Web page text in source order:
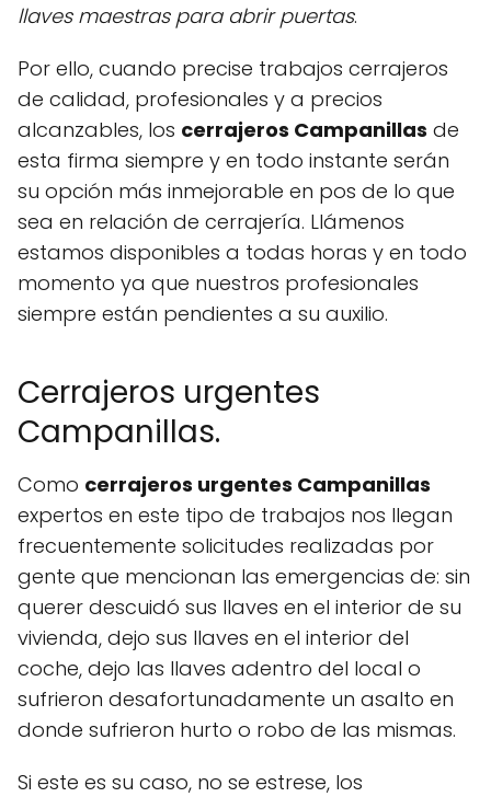
llaves maestras para abrir puertas.
Por ello, cuando precise trabajos cerrajeros
de calidad, profesionales y a precios
alcanzables, los cerrajeros Campanillas de
esta firma siempre y en todo instante serán
su opción más inmejorable en pos de lo que
sea en relación de cerrajería. Llámenos
estamos disponibles a todas horas y en todo
momento ya que nuestros profesionales
siempre están pendientes a su auxilio.
Cerrajeros urgentes
Campanillas.
Como cerrajeros urgentes Campanillas
expertos en este tipo de trabajos nos llegan
frecuentemente solicitudes realizadas por
gente que mencionan las emergencias de: sin
querer descuidó sus llaves en el interior de su
vivienda, dejo sus llaves en el interior del
coche, dejo las llaves adentro del local o
sufrieron desafortunadamente un asalto en
donde sufrieron hurto o robo de las mismas.
Si este es su caso, no se estrese, los